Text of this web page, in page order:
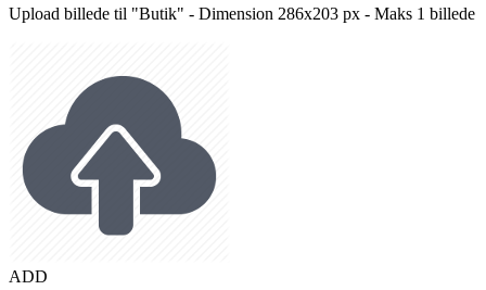
Upload billede til "Butik" - Dimension 286x203 px - Maks 1 billede
ADD